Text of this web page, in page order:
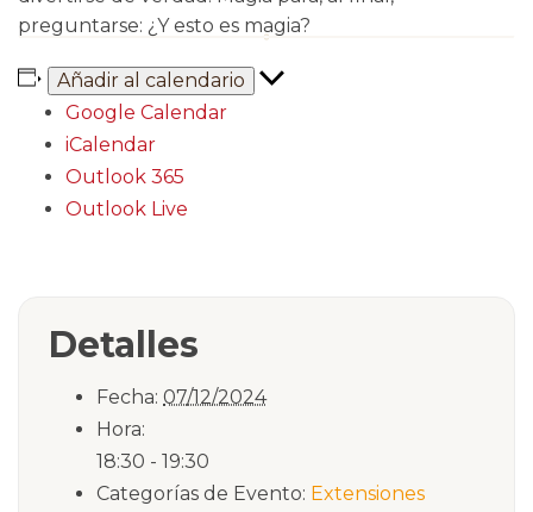
preguntarse: ¿Y esto es magia?
Añadir al calendario
Google Calendar
iCalendar
Outlook 365
Outlook Live
Detalles
Fecha: 07/12/2024
Hora:
18:30 - 19:30
Categorías de Evento: Extensiones